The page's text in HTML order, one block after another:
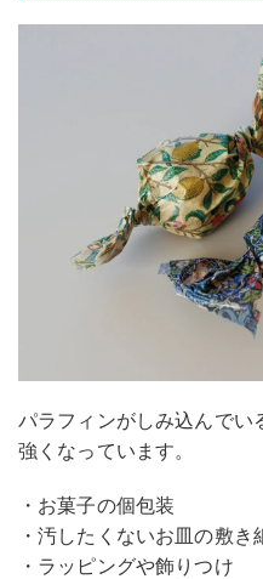
パラフィンがしみ込んでい
強くなっています。
・お菓子の個包装
・汚したくないお皿の敷き
・ラッピングや飾りつけ